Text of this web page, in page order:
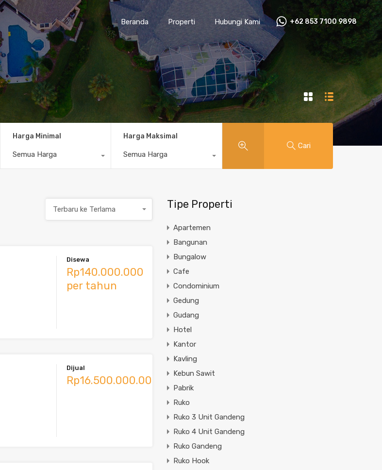
Beranda Properti Hubungi Kami +62 853 7100 9898‬
Harga Minimal
Semua Harga
Harga Maksimal
Semua Harga
Cari
Terbaru ke Terlama
Disewa
Rp140.000.000
per tahun
Dijual
Rp16.500.000.000
Tipe Properti
Apartemen
Bangunan
Bungalow
Cafe
Condominium
Gedung
Gudang
Hotel
Kantor
Kavling
Kebun Sawit
Pabrik
Ruko
Ruko 3 Unit Gandeng
Ruko 4 Unit Gandeng
Ruko Gandeng
Ruko Hook